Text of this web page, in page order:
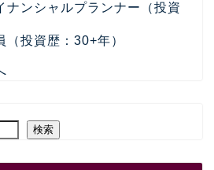
ナンシャルプランナー（投資
（投資歴：30+年）
検索